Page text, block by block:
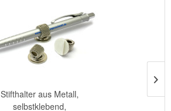
Stifthalter aus Metall,
selbstklebend,